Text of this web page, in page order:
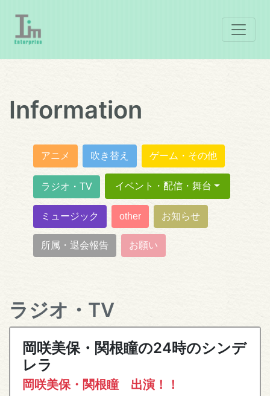
Information
アニメ 吹き替え ゲーム・その他
ラジオ・TV イベント・配信・舞台
ミュージック other お知らせ
所属・退会報告 お願い
ラジオ・TV
岡咲美保・関根瞳の24時のシンデ
レラ
岡咲美保・関根瞳 出演！！